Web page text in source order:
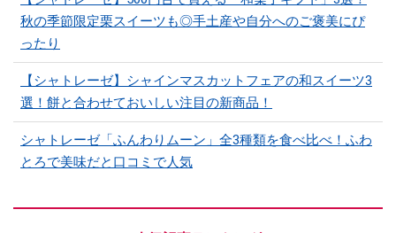
秋の季節限定栗スイーツも◎手土産や自分へのご褒美にぴ
ったり
【シャトレーゼ】シャインマスカットフェアの和スイーツ3
選！餅と合わせておいしい注目の新商品！
シャトレーゼ「ふんわりムーン」全3種類を食べ比べ！ふわ
とろで美味だと口コミで人気